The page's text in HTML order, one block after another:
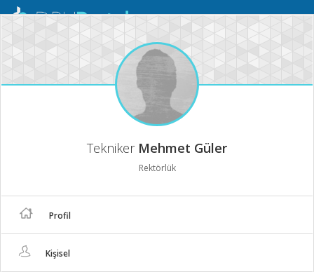
Mobil
Tekniker Mehmet Güler
Rektörlük
Profil
Kişisel